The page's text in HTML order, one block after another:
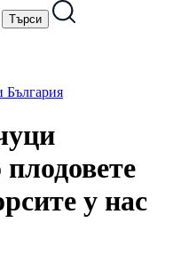
у нас